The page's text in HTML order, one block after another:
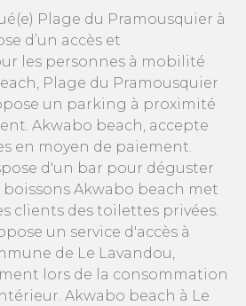
Plage du Pramousquier à
d’un accès et
les personnes à mobilité
Plage du Pramousquier
un parking à proximité
Akwabo beach, accepte
en moyen de paiement.
d'un bar pour déguster
Akwabo beach met
clients des toilettes privées.
un service d'accès à
de Le Lavandou,
lors de la consommation
Akwabo beach à Le